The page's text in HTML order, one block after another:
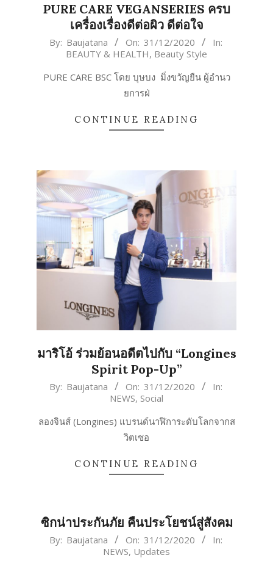
PURE CARE VEGANSERIES ครบ
เครื่องเรื่องดีต่อผิว ดีต่อใจ
2020-
31
By: Baujatana On: 31/12/2020
In:
BEAUTY & HEALTH, Beauty Style
PURE CARE BSC โดย บุษบง มิ่งขวัญยืน ผู้อำนว
ยการฝ่
CONTINUE READING
มาริโอ้ ร่วมย้อนอดีตไปกับ “Longines
Spirit Pop-Up”
2020-
By: Baujatana On: 31/12/2020
In:
NEWS, Social
ลองจินส์ (Longines) แบรนด์นาฬิการะดับโลกจากส
วิตเซอ
CONTINUE READING
ซิกน่าประกันภัย คืนประโยชน์สู่สังคม
2020-
By: Baujatana On: 31/12/2020
In:
NEWS, Updates